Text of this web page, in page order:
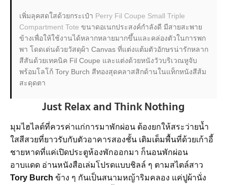
เพิ่มลุคสดใสด้วยกระเป๋า Perry Fil Coupe Small Triple
Compartment Tote ขนาดอเนกประสงค์กำลังดี มีสายสะพาย
ข้างเพื่อให้ใช้งานได้หลากหลายมากขึ้นและคล่องตัวในการพก
พา โดดเด่นด้วยวัสดุผ้า Canvas ที่แต่งแต้มตัวอักษรน่ารักหลาก
สีสันด้วยเทคนิค Fil Coupe และแต่งด้วยหนังวัวบริเวณหูจับ
พร้อมโลโก้ Tory Burch สีทองสุดคลาสสิกด้านในแท็กหนังสีส้ม
สะดุดตา
Just Relax and Think Nothing
มุมไฮไลต์ที่ควรค่าแก่การมาพักผ่อน ต้องยกให้สระว่ายน้ำ
ใสสีสวยที่ยาวรับกับตัวอาคารสองชั้น เติมเต็มพื้นที่ด้วยเก้าอี้
ชายหาดที่แค่เปิดประตูห้องพักออกมา ก็นอนพักผ่อน
อาบแดด อ่านหนังสือเล่มโปรดแบบชิลล์ ๆ ตามสไตล์สาว
Tory Burch ข้าง ๆ กันเป็นสนามหญ้าริมคลอง แค่ปูผ้านั่ง